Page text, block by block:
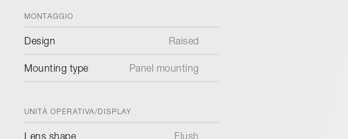
MONTAGGIO
Design Raised
Mounting type Panel mounting
UNITÀ OPERATIVA/DISPLAY
Lens shape Flush